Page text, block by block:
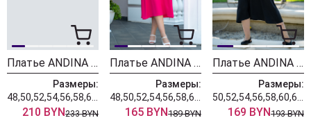
Платье ANDINA 816 джинс
Размеры:
210 BYN233 BYN
Платье ANDINA 817-1 фуксия
Размеры:
165 BYN189 BYN
Платье ANDINA 817 черный
Размеры:
169 BYN193 BYN